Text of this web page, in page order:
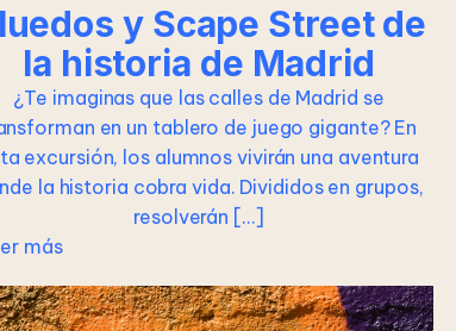
y Scape Street de
la historia de Madrid
¿Te imaginas que las calles de Madrid se
en un tablero de juego gigante? En
excursión, los alumnos vivirán una aventura
la historia cobra vida. Divididos en grupos,
resolverán […]
más